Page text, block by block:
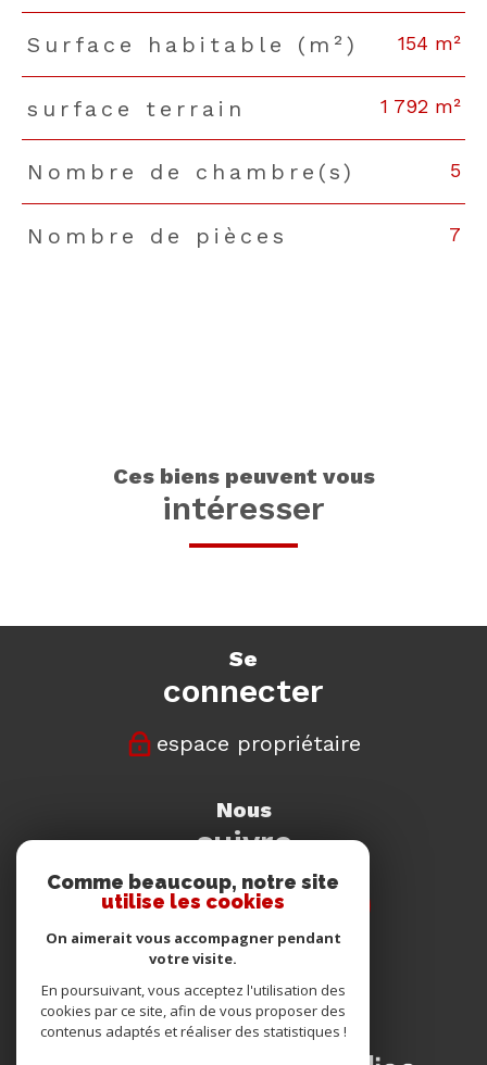
Surface habitable (m²) 154 m²
surface terrain 1 792 m²
Nombre de chambre(s) 5
Nombre de pièces 7
ces biens peuvent vous
intéresser
se
connecter
espace propriétaire
nous
suivre
nous
adhérons
Comme beaucoup, notre site
utilise les cookies
On aimerait vous accompagner pendant
votre visite.
En poursuivant, vous acceptez l'utilisation des
cookies par ce site, afin de vous proposer des
contenus adaptés et réaliser des statistiques !